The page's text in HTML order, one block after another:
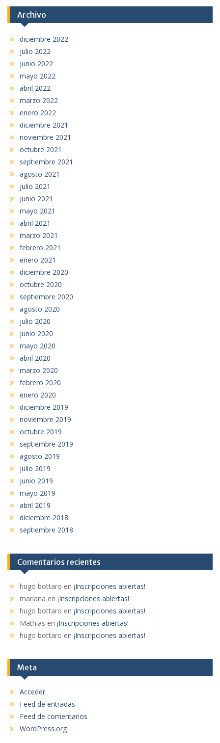
Archivo
diciembre 2022
julio 2022
junio 2022
mayo 2022
abril 2022
marzo 2022
enero 2022
diciembre 2021
noviembre 2021
octubre 2021
septiembre 2021
agosto 2021
julio 2021
junio 2021
mayo 2021
abril 2021
marzo 2021
febrero 2021
enero 2021
diciembre 2020
octubre 2020
septiembre 2020
agosto 2020
julio 2020
junio 2020
mayo 2020
abril 2020
marzo 2020
febrero 2020
enero 2020
diciembre 2019
noviembre 2019
octubre 2019
septiembre 2019
agosto 2019
julio 2019
junio 2019
mayo 2019
abril 2019
diciembre 2018
septiembre 2018
Comentarios recientes
hugo bottaro en ¡Inscripciones abiertas!
mariana en ¡Inscripciones abiertas!
hugo bottaro en ¡Inscripciones abiertas!
Mathias en ¡Inscripciones abiertas!
hugo bottaro en ¡Inscripciones abiertas!
Meta
Acceder
Feed de entradas
Feed de comentarios
WordPress.org